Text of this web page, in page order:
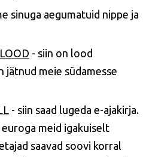
sinuga aegumatuid nippe ja
- siin on lood
jätnud meie südamesse
- siin saad lugeda e-ajakirja.
meid igakuiselt
saavad soovi korral